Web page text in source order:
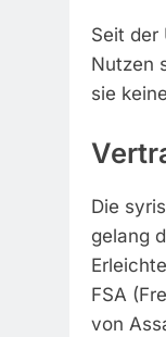
Seit der
Nutzen
sie
Die
gelang
FSA
von